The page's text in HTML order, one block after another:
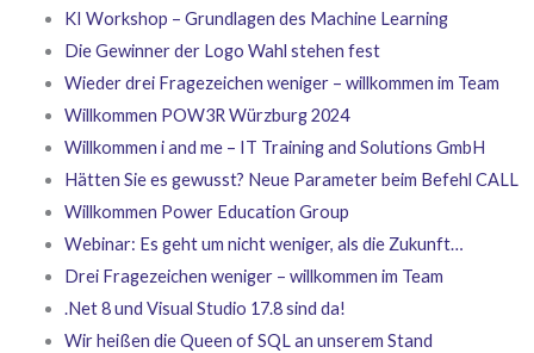
KI Workshop – Grundlagen des Machine Learning
Die Gewinner der Logo Wahl stehen fest
Wieder drei Fragezeichen weniger – willkommen im Team
Willkommen POW3R Würzburg 2024
Willkommen i and me – IT Training and Solutions GmbH
Hätten Sie es gewusst? Neue Parameter beim Befehl CALL
Willkommen Power Education Group
Webinar: Es geht um nicht weniger, als die Zukunft…
Drei Fragezeichen weniger – willkommen im Team
.Net 8 und Visual Studio 17.8 sind da!
Wir heißen die Queen of SQL an unserem Stand